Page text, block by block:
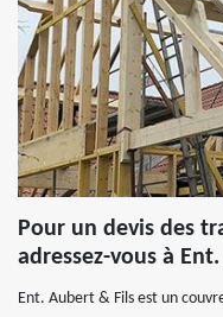
Pour un devis des
adressez-vous à
Ent. Aubert & Fils est un